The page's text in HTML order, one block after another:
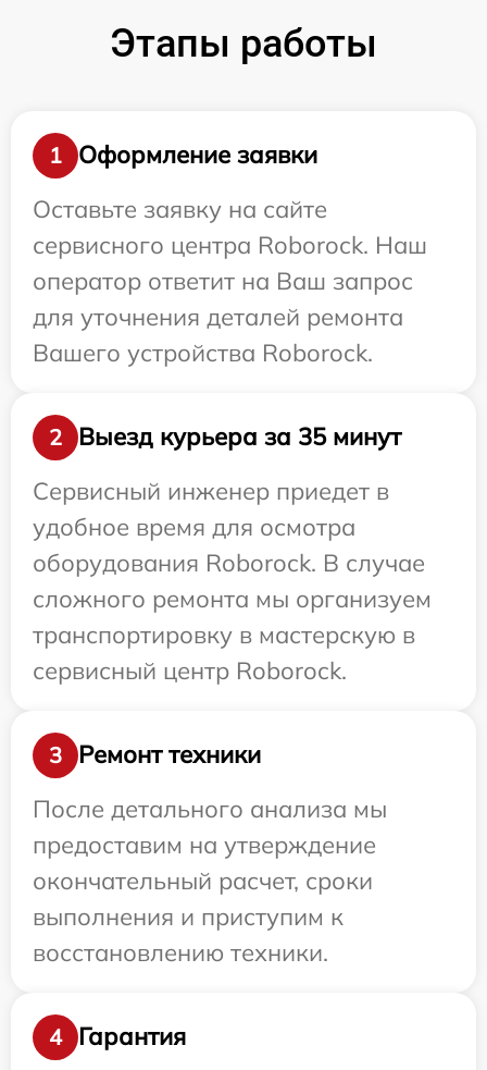
Этапы работы
1
Оформление заявки
Оставьте заявку на сайте
сервисного центра Roborock. Наш
оператор ответит на Ваш запрос
для уточнения деталей ремонта
Вашего устройства Roborock.
2
Выезд курьера за 35 минут
Сервисный инженер приедет в
удобное время для осмотра
оборудования Roborock. В случае
сложного ремонта мы организуем
транспортировку в мастерскую в
сервисный центр Roborock.
3
Ремонт техники
После детального анализа мы
предоставим на утверждение
окончательный расчет, сроки
выполнения и приступим к
восстановлению техники.
4 Гарантия